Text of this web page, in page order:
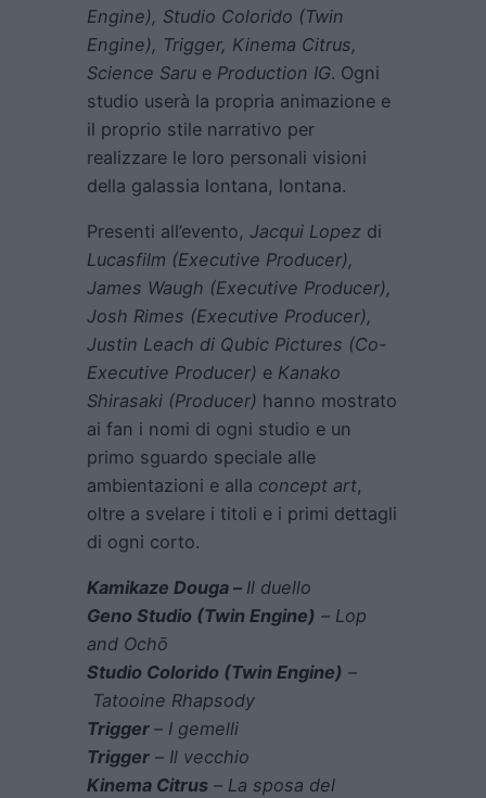
Engine), Studio Colorido (Twin
Engine), Trigger, Kinema Citrus,
Science Saru e Production IG. Ogni
studio userà la propria animazione e
il proprio stile narrativo per
realizzare le loro personali visioni
della galassia lontana, lontana.
Presenti all’evento, Jacqui Lopez di
Lucasfilm (Executive Producer),
James Waugh (Executive Producer),
Josh Rimes (Executive Producer),
Justin Leach di Qubic Pictures (Co-
Executive Producer) e Kanako
Shirasaki (Producer) hanno mostrato
ai fan i nomi di ogni studio e un
primo sguardo speciale alle
ambientazioni e alla concept art,
oltre a svelare i titoli e i primi dettagli
di ogni corto.
Kamikaze Douga – Il duello
Geno Studio (Twin Engine) – Lop
and Ochō
Studio Colorido (Twin Engine) –
Tatooine Rhapsody
Trigger – I gemelli
Trigger – Il vecchio
Kinema Citrus – La sposa del